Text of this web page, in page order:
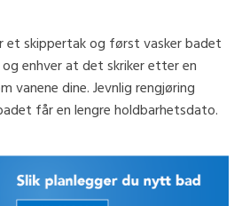
et skippertak og først vasker badet
enhver at det skriker etter en
vanene dine. Jevnlig rengjøring
får en lengre holdbarhetsdato.